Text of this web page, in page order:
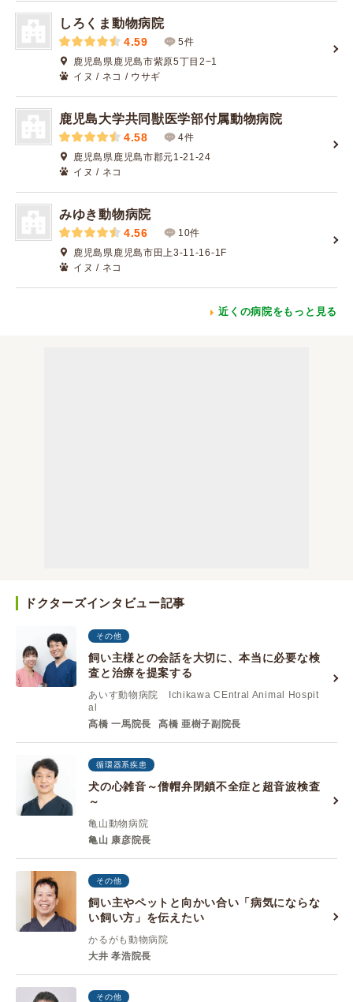
しろくま動物病院
4.59
5件
鹿児島県鹿児島市紫原5丁目2−1
イヌ / ネコ / ウサギ
鹿児島大学共同獣医学部付属動物病院
4.58
4件
鹿児島県鹿児島市郡元1-21-24
イヌ / ネコ
みゆき動物病院
4.56
10件
鹿児島県鹿児島市田上3-11-16-1F
イヌ / ネコ
近くの病院をもっと見る
ドクターズインタビュー記事
その他
飼い主様との会話を大切に、本当に必要な検
査と治療を提案する
あいす動物病院 Ichikawa CEntral Animal Hospit
al
髙橋 一馬院長
髙橋 亜樹子副院長
循環器系疾患
犬の心雑音～僧帽弁閉鎖不全症と超音波検査
～
亀山動物病院
亀山 康彦院長
その他
飼い主やペットと向かい合い「病気にならな
い飼い方」を伝えたい
かるがも動物病院
大井 孝浩院長
その他